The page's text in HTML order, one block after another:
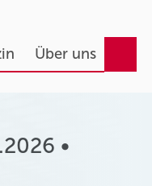
Über uns
•